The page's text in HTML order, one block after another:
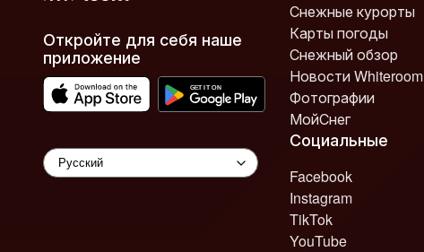
Откройте для себя наше
приложение
Снежные курорты
Карты погоды
Снежный обзор
Новости Whiteroom
Фотографии
МойСнег
Социальные
Facebook
Instagram
TikTok
YouTube